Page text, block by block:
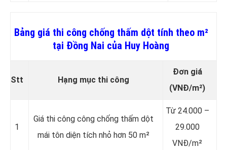
Bảng giá thi công chống thấm dột tính theo m²
tại Đồng Nai của Huy Hoàng
Stt Hạng mục thi công
Đơn giá
(VNĐ/m²)
1
Giá thi công công chống thấm dột
mái tôn diện tích nhỏ hơn 50 m²
Từ 24.000 –
29.000
VNĐ/m²